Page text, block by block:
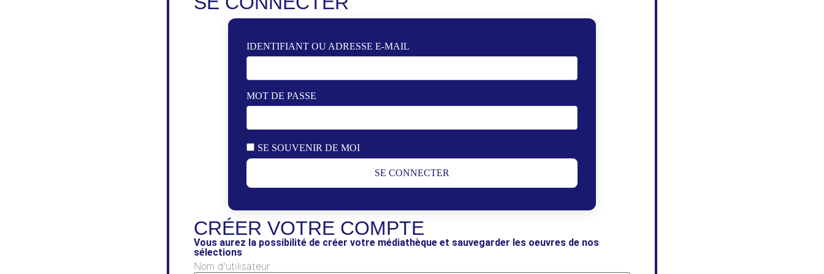
IDENTIFIANT OU ADRESSE E-MAIL
MOT DE PASSE
SE SOUVENIR DE MOI
SE CONNECTER
CRÉER VOTRE COMPTE
Vous aurez la possibilité de créer votre médiathèque et sauvegarder les oeuvres de nos
sélections
Nom d'utilisateur